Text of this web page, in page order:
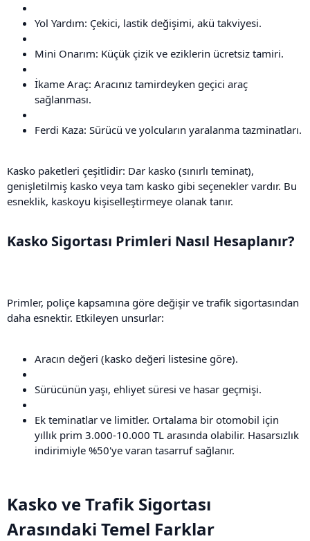
Yol Yardım: Çekici, lastik değişimi, akü takviyesi.
Mini Onarım: Küçük çizik ve eziklerin ücretsiz tamiri.
İkame Araç: Aracınız tamirdeyken geçici araç
sağlanması.
Ferdi Kaza: Sürücü ve yolcuların yaralanma tazminatları.
Kasko paketleri çeşitlidir: Dar kasko (sınırlı teminat),
genişletilmiş kasko veya tam kasko gibi seçenekler vardır. Bu
esneklik, kaskoyu kişiselleştirmeye olanak tanır.
Kasko Sigortası Primleri Nasıl Hesaplanır?​
Primler, poliçe kapsamına göre değişir ve trafik sigortasından
daha esnektir. Etkileyen unsurlar:
Aracın değeri (kasko değeri listesine göre).
Sürücünün yaşı, ehliyet süresi ve hasar geçmişi.
Ek teminatlar ve limitler. Ortalama bir otomobil için
yıllık prim 3.000-10.000 TL arasında olabilir. Hasarsızlık
indirimiyle %50'ye varan tasarruf sağlanır.
Kasko ve Trafik Sigortası
Arasındaki Temel Farklar​